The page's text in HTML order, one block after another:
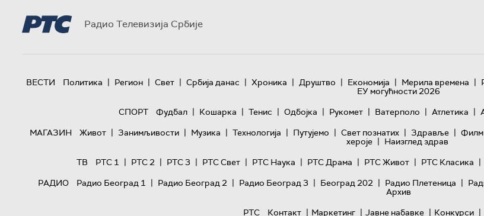
Радио Телевизија Србије
ВЕСТИ Политика | Регион | Свет | Србија данас | Хроника | Друштво | Економија | Мерила времена |
ЕУ могућности 2026
СПОРТ
Фудбал | Кошарка | Тенис | Одбојка | Рукомет | Ватерполо | Атлетика |
МАГАЗИН
Живот | Занимљивости | Музика | Технологијa | Путујемо | Свет познатих | Здравље | Филм
хероје | Наизглед здрав
ТВ
РТС 1 | РТС 2 | РТС 3 | РТС Свет | РТС Наука | РТС Драма | РТС Живот | РТС Класика |
РАДИО
Радио Београд 1 | Радио Београд 2 | Радио Београд 3 | Београд 202 | Радио Плетеница |
Архив
РТС
Контакт | Маркетинг | Јавне набавке | Конкурси |